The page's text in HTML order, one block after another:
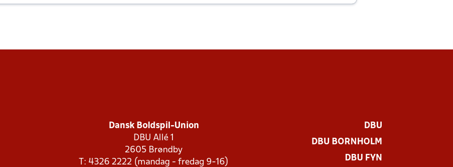
Dansk Boldspil-Union
DBU Allé 1
2605 Brøndby
T: 4326 2222 (mandag - fredag 9-16)
DBU
DBU BORNHOLM
DBU FYN